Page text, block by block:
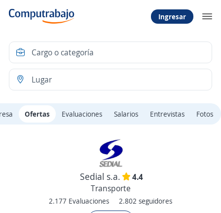
Ingresar
Ofertas Evaluaciones Salarios Entrevistas Fotos
Sedial s.a.
4.4
Transporte
2.177 Evaluaciones 2.802 seguidores